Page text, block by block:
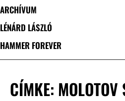
ARCHÍVUM
LÉNÁRD LÁSZLÓ
HAMMER FOREVER
CÍMKE: MOLOTOV